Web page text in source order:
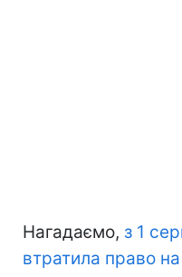
Нагадаємо, з 1
втратила право